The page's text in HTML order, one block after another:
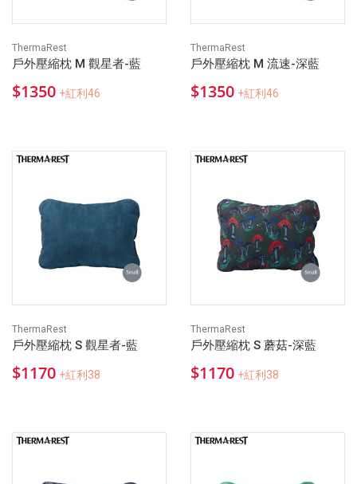
ThermaRest
戶外壓縮枕 M 觀星者-藍
$1350 +紅利46
ThermaRest
戶外壓縮枕 M 流速-深藍
$1350 +紅利46
ThermaRest
戶外壓縮枕 S 觀星者-藍
$1170 +紅利38
ThermaRest
戶外壓縮枕 S 蘑菇-深藍
$1170 +紅利38